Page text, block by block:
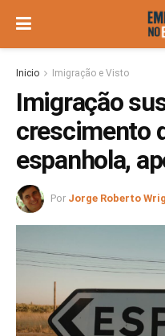
Inicio Imigração e Visto
Imigração
crescimento
espanhola,
Por Jorge Roberto